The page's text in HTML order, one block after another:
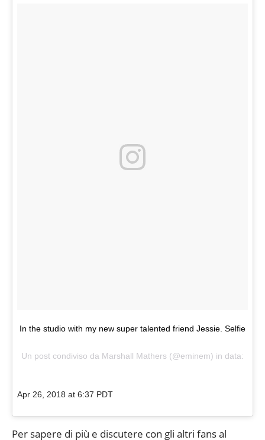
In the studio with my new super talented friend Jessie. Selfie
Un post condiviso da Marshall Mathers (@eminem) in data:
Apr 26, 2018 at 6:37 PDT
Per sapere di più e discutere con gli altri fans al